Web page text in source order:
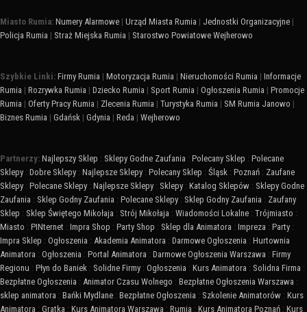
Miasto Rumia: Numery Alarmowe | Urząd Miasta Rumia | Jednostki Organizacyjne |
Policja Rumia | Straż Miejska Rumia | Starostwo Powiatowe Wejherowo
Szybkie Linki: Firmy Rumia | Motoryzacja Rumia | Nieruchomości Rumia | Informacje
Rumia | Rozrywka Rumia | Dziecko Rumia | Sport Rumia | Ogłoszenia Rumia | Promocje
Rumia | Oferty Pracy Rumia | Zlecenia Rumia | Turystyka Rumia | SM Rumia Janowo |
Biznes Rumia | Gdańsk | Gdynia | Reda | Wejherowo
Partnerzy: Najlepszy Sklep : Sklepy Godne Zaufania : Polecany Sklep : Polecane
Sklepy : Dobre Sklepy : Najlepsze Sklepy : Polecany Sklep : Śląsk : Poznań : Zaufane
Sklepy : Polecane Sklepy : Najlepsze Sklepy : Sklepy : Katalog Sklepów : Sklepy Godne
Zaufania : Sklep Godny Zaufania : Polecane Sklepy : Sklep Godny Zaufania : Zaufany
Sklep : Sklep Świętego Mikołaja : Strój Mikołaja : Wiadomości Lokalne : Trójmiasto :
Miasto : PINternet : Impra Shop : Party Shop : Sklep dla Animatora : Impreza : Party :
Impra Sklep : Ogłoszenia : Akademia Animatora : Darmowe Ogłoszenia : Hurtownia
Animatora : Ogłoszenia : Portal Animatora : Darmowe Ogłoszenia Warszawa : Firmy
Regionu : Płyn do Baniek : Solidne Firmy : Ogłoszenia : Kurs Animatora : Solidna Firma :
Bezpłatne Ogłoszenia : Animator Czasu Wolnego : Bezpłatne Ogłoszenia Warszawa :
sklep animatora : Bańki Mydlane : Bezpłatne Ogłoszenia : Szkolenie Animatorów : Kurs
Animatora : Gratka : Kurs Animatora Warszawa : Rumia : Kurs Animatora Poznań : Kurs